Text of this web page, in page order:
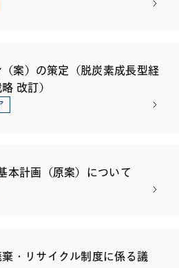
案）の策定（脱炭素成長型経
改訂）
本計画（原案）について
・リサイクル制度に係る議